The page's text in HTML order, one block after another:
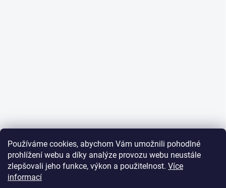
Používáme cookies, abychom Vám umožnili pohodlné
prohlížení webu a díky analýze provozu webu neustále
zlepšovali jeho funkce, výkon a použitelnost. Více
informací